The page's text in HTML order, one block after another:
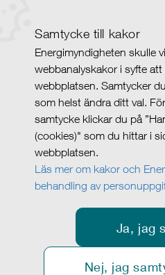
Samtycke till kakor
Energimyndigheten skulle
webbanalyskakor i syfte
webbplatsen. Samtycker
som helst ändra ditt val.
samtycke klickar du på
(cookies)" som du hittar i
webbplatsen.
Läs mer om kakor och
behandling av
Ja, jag
Nej, jag